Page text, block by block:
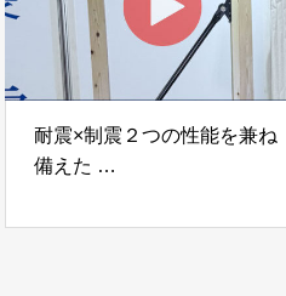
耐震×制震２つの性能を兼ね
備えた
工業株式会社